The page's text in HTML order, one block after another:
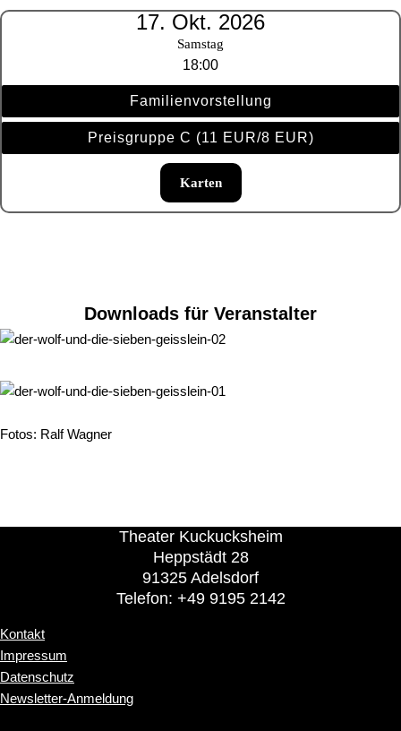
17. Okt. 2026
Samstag
18:00
Familienvorstellung
Preisgruppe C (11 EUR/8 EUR)
Karten
Downloads für Veranstalter
Fotos: Ralf Wagner
Theater Kuckucksheim
Heppstädt 28
91325 Adelsdorf
Telefon: +49 9195 2142
Kontakt
Impressum
Datenschutz
Newsletter-Anmeldung